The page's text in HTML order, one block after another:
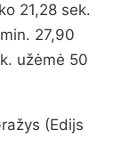
21,28 sek.
27,90
užėmė 50
(Edijs